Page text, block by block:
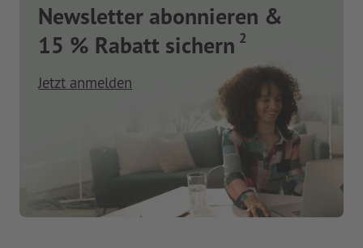
Newsletter abonnieren &
15 % Rabatt sichern 2
Jetzt anmelden